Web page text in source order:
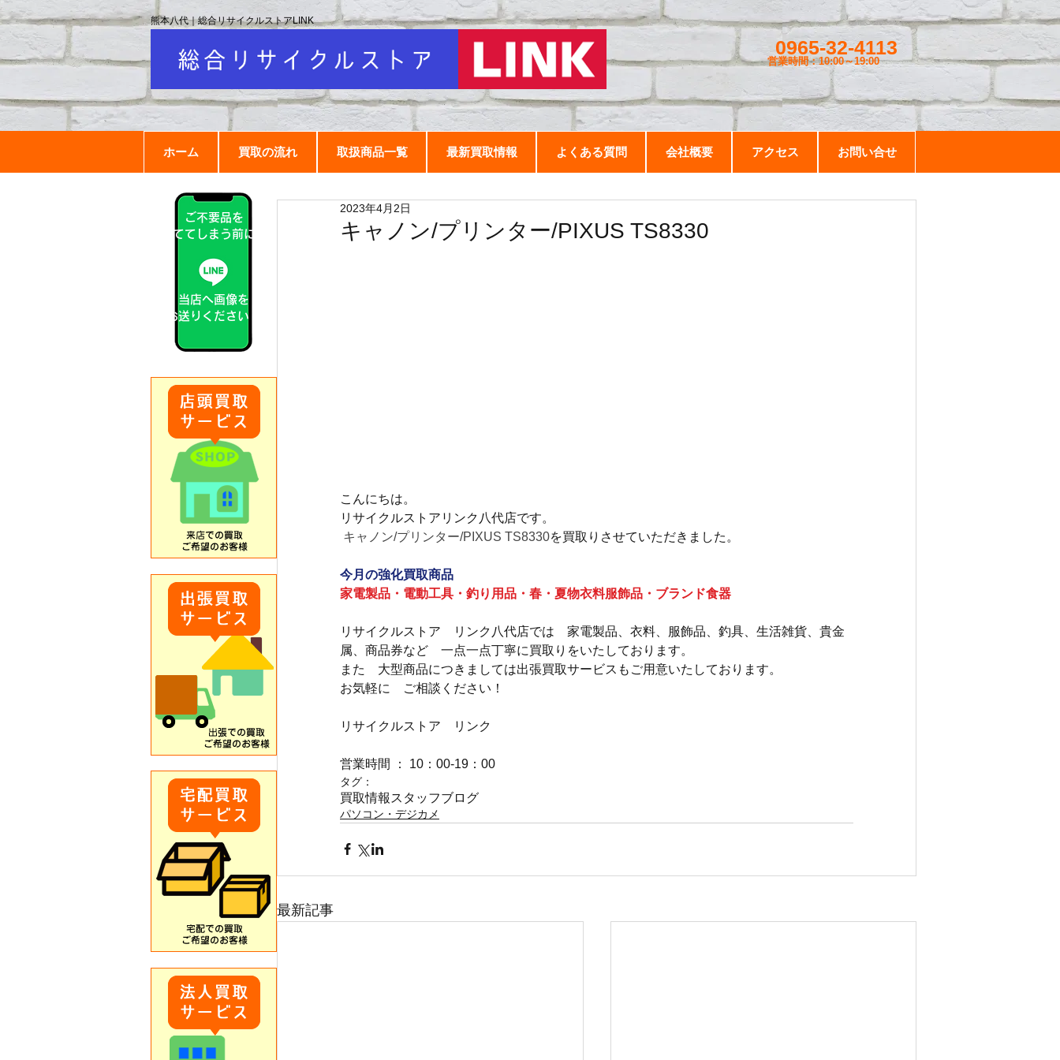
0965-32-4113
営業時間：10:00～19:00
ホーム 買取の流れ 取扱商品一覧 最新買取情報 よくある質問 会社概要 アクセス お問い合せ
熊本八代｜総合リサイクルストアLINK
キャノン/プリンター/PIXUS TS8330
2023年4月2日
こんにちは。
リサイクルストアリンク八代店です。
キャノン/プリンター/PIXUS TS8330を買取りさせていただきました。
今月の強化買取商品
家電製品・電動工具・釣り用品・春・夏物衣料服飾品・ブランド食器
リサイクルストア　リンク八代店では　家電製品、衣料、服飾品、釣具、生活雑貨、貴金
属、商品券など　一点一点丁寧に買取りをいたしております。
また　大型商品につきましては出張買取サービスもご用意いたしております。
お気軽に　ご相談ください！
リサイクルストア　リンク
営業時間 ： 10：00-19：00
タグ：
買取情報 スタッフブログ
パソコン・デジカメ
最新記事
ご不要品を
捨ててしまう前に！
当店へ画像を
お送りください！